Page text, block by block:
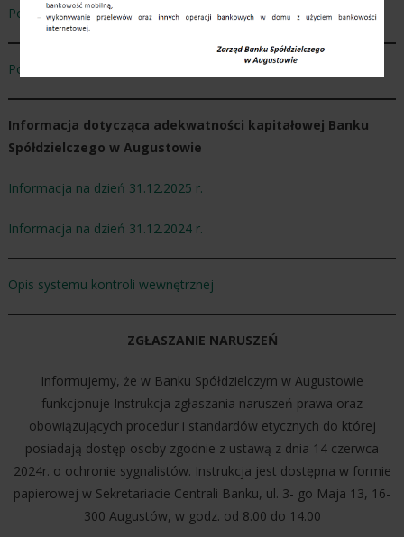
Polityka zarządzania konfliktami interesów
Polityka wynagrodzeń
Informacja dotycząca adekwatności kapitałowej Banku
Spółdzielczego w Augustowie
Informacja na dzień 31.12.2025 r.
Informacja na dzień 31.12.2024 r.
Opis systemu kontroli wewnętrznej
ZGŁASZANIE NARUSZEŃ
Informujemy, że w Banku Spółdzielczym w Augustowie
funkcjonuje Instrukcja zgłaszania naruszeń prawa oraz
obowiązujących procedur i standardów etycznych do której
posiadają dostęp osoby zgodnie z ustawą z dnia 14 czerwca
2024r. o ochronie sygnalistów. Instrukcja jest dostępna w formie
papierowej w Sekretariacie Centrali Banku, ul. 3- go Maja 13, 16-
300 Augustów, w godz. od 8.00 do 14.00